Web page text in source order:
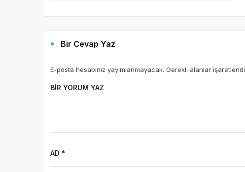
Bir Cevap Yaz
E-posta hesabınız yayımlanmayacak. Gerekli alanlar işaretlendi
BIR YORUM YAZ
AD *